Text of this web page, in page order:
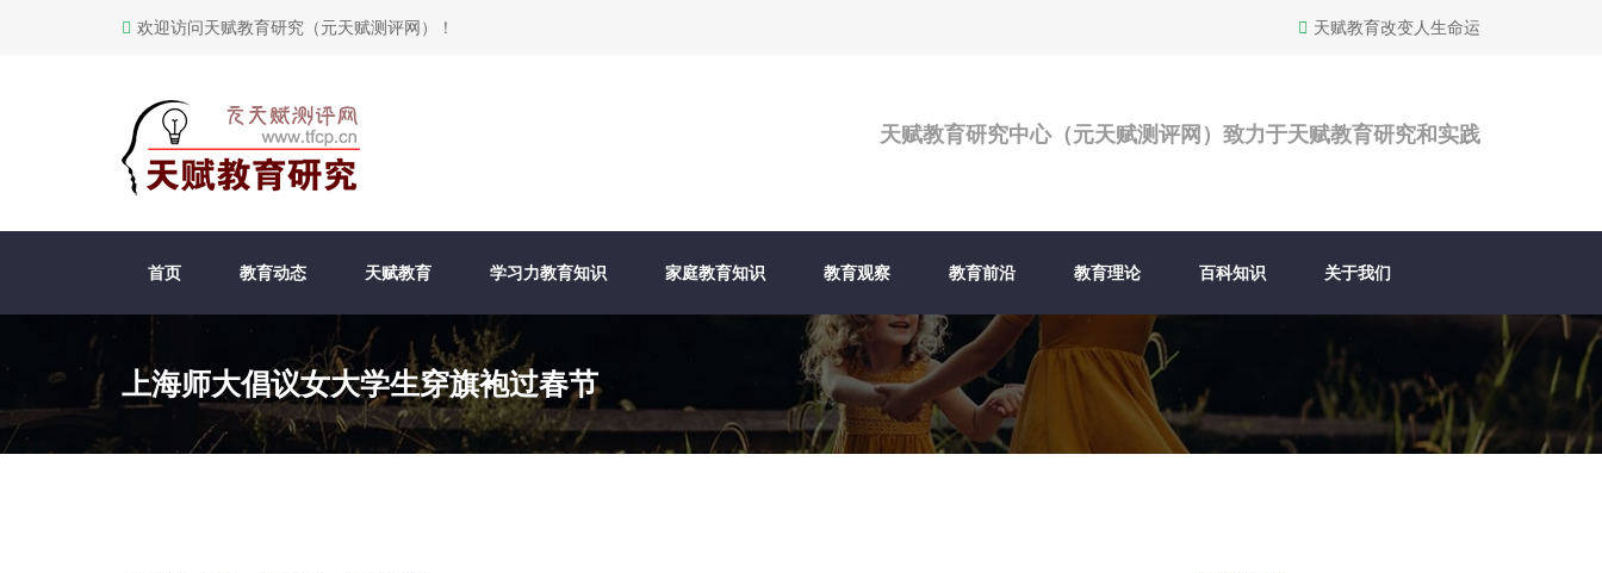
欢迎访问天赋教育研究（元天赋测评网）！ 天赋教育改变人生命运
天赋教育研究中心（元天赋测评网）致力于天赋教育研究和实践
首页 教育动态 天赋教育 学习力教育知识 家庭教育知识 教育观察 教育前沿 教育理论 百科知识 关于我们
上海师大倡议女大学生穿旗袍过春节